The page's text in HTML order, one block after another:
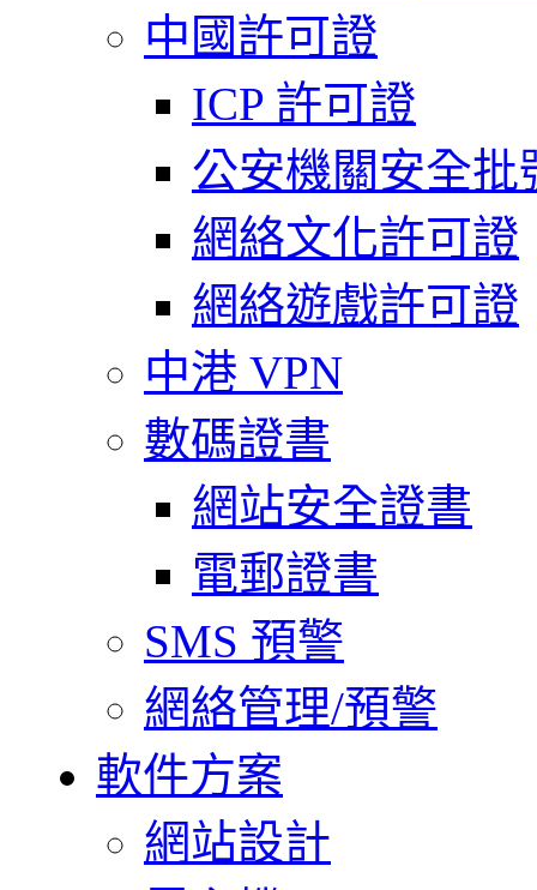
中國許可證
ICP 許可證
公安機關安全批
網絡文化許可證
網絡遊戲許可證
中港 VPN
數碼證書
網站安全證書
電郵證書
SMS 預警
網絡管理/預警
軟件方案
網站設計